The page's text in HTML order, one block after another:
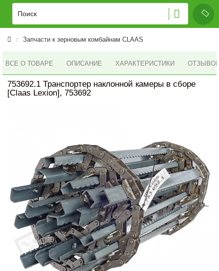
Запчасти к зерновым комбайнам CLAAS
ВСЕ О ТОВАРЕ ОПИСАНИЕ ХАРАКТЕРИСТИКИ ОТЗЫВОВ
753692.1 Транспортер наклонной камеры в сборе
[Claas Lexion], 753692